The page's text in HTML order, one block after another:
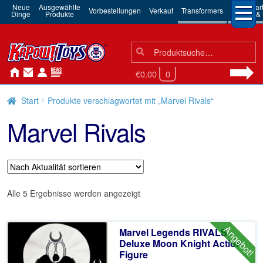
Neue
Dinge
Ausgewählte
Produkte Vorbestellungen Verkauf Transformers 3rd
Robots
Suchen
nach:
Suche
€0.00 0
Start Produkte verschlagwortet mit „Marvel Rivals“
Marvel Rivals
Alle 5 Ergebnisse werden angezeigtNach
Angebot!
Marvel Legends RIVALS
Deluxe Moon Knight Action
Figure